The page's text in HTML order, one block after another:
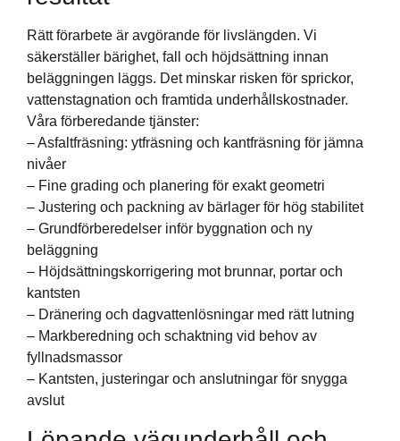
Rätt förarbete är avgörande för livslängden. Vi
säkerställer bärighet, fall och höjdsättning innan
beläggningen läggs. Det minskar risken för sprickor,
vattenstagnation och framtida underhållskostnader.
Våra förberedande tjänster:
– Asfaltfräsning: ytfräsning och kantfräsning för jämna
nivåer
– Fine grading och planering för exakt geometri
– Justering och packning av bärlager för hög stabilitet
– Grundförberedelser inför byggnation och ny
beläggning
– Höjdsättningskorrigering mot brunnar, portar och
kantsten
– Dränering och dagvattenlösningar med rätt lutning
– Markberedning och schaktning vid behov av
fyllnadsmassor
– Kantsten, justeringar och anslutningar för snygga
avslut